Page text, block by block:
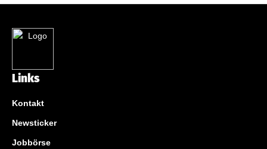
Links
Kontakt
Newsticker
Jobbörse